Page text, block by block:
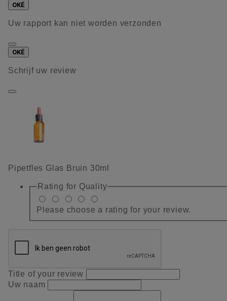
OKÉ
Uw rapport kan niet worden verzonden
OKÉ
Schrijf uw review
Pipetfles Glas Bruin 30ml
Rating for Quality
Please choose a rating for your review.
Title of your review
Uw naam